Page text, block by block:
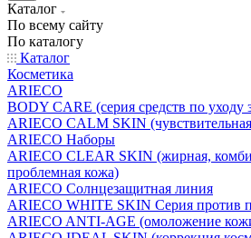
Каталог
По всему сайту
По каталогу
Каталог
Косметика
ARIECO
BODY CARE (серия средств по уходу
ARIECO CALM SKIN
ARIECO Наборы
ARIECO CLEAR SKIN (жирная,
проблемная кожа)
ARIECO Солнцезащитная линия
ARIECO WHITE SKIN Серия против
ARIECO ANTI-AGE (омоложение